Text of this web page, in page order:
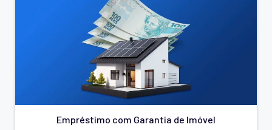
Empréstimo com Garantia de Imóvel